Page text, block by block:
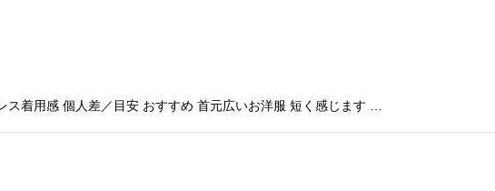
着用感 個人差／目安 おすすめ 首元広いお洋服 短く感じます …